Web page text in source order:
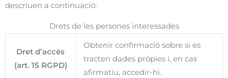
descriuen a continuació:
Drets de les persones interessades
Dret d’accés
(art. 15 RGPD)
Obtenir confirmació sobre si es
tracten dades pròpies i, en cas
afirmatiu, accedir-hi.